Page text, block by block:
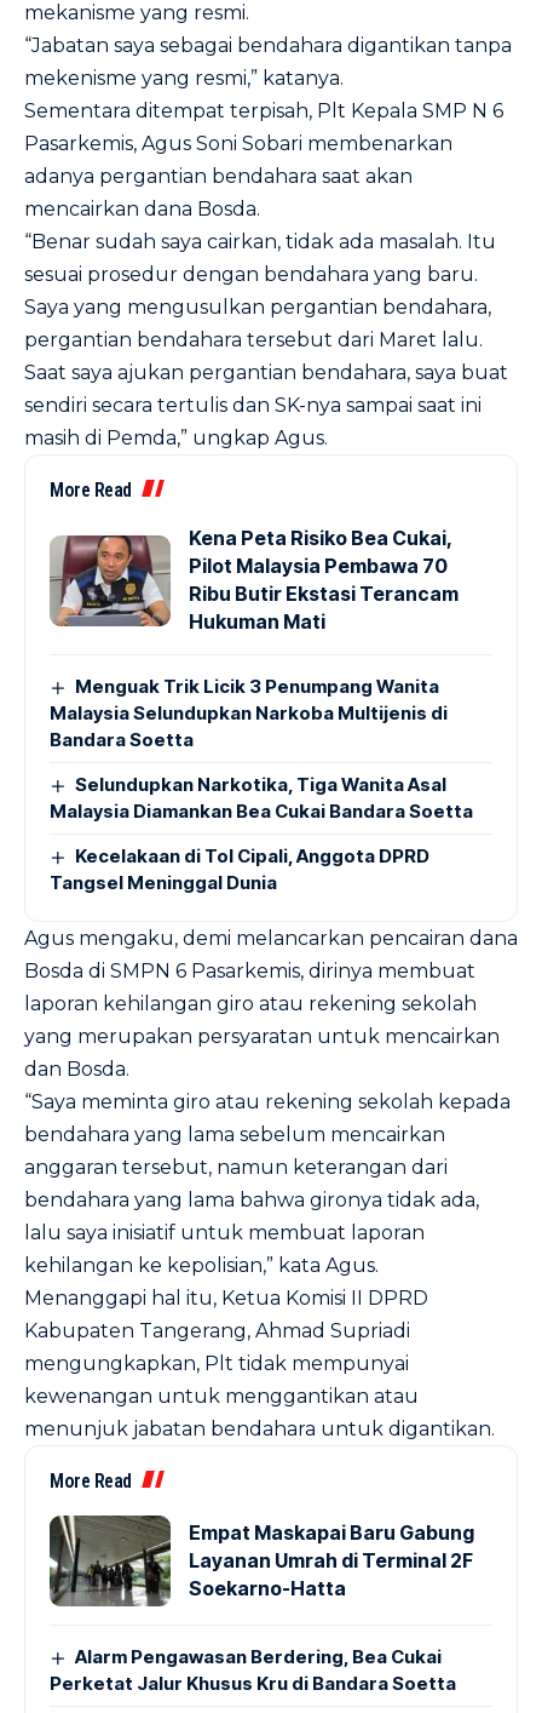
mekanisme yang resmi.
“Jabatan saya sebagai bendahara digantikan tanpa
mekenisme yang resmi,” katanya.
Sementara ditempat terpisah, Plt Kepala SMP N 6
Pasarkemis, Agus Soni Sobari membenarkan
adanya pergantian bendahara saat akan
mencairkan dana Bosda.
“Benar sudah saya cairkan, tidak ada masalah. Itu
sesuai prosedur dengan bendahara yang baru.
Saya yang mengusulkan pergantian bendahara,
pergantian bendahara tersebut dari Maret lalu.
Saat saya ajukan pergantian bendahara, saya buat
sendiri secara tertulis dan SK-nya sampai saat ini
masih di Pemda,” ungkap Agus.
More Read
Kena Peta Risiko Bea Cukai,
Pilot Malaysia Pembawa 70
Ribu Butir Ekstasi Terancam
Hukuman Mati
Menguak Trik Licik 3 Penumpang Wanita
Malaysia Selundupkan Narkoba Multijenis di
Bandara Soetta
Selundupkan Narkotika, Tiga Wanita Asal
Malaysia Diamankan Bea Cukai Bandara Soetta
Kecelakaan di Tol Cipali, Anggota DPRD
Tangsel Meninggal Dunia
Agus mengaku, demi melancarkan pencairan dana
Bosda di SMPN 6 Pasarkemis, dirinya membuat
laporan kehilangan giro atau rekening sekolah
yang merupakan persyaratan untuk mencairkan
dan Bosda.
“Saya meminta giro atau rekening sekolah kepada
bendahara yang lama sebelum mencairkan
anggaran tersebut, namun keterangan dari
bendahara yang lama bahwa gironya tidak ada,
lalu saya inisiatif untuk membuat laporan
kehilangan ke kepolisian,” kata Agus.
Menanggapi hal itu, Ketua Komisi II DPRD
Kabupaten Tangerang, Ahmad Supriadi
mengungkapkan, Plt tidak mempunyai
kewenangan untuk menggantikan atau
menunjuk jabatan bendahara untuk digantikan.
More Read
Empat Maskapai Baru Gabung
Layanan Umrah di Terminal 2F
Soekarno-Hatta
Alarm Pengawasan Berdering, Bea Cukai
Perketat Jalur Khusus Kru di Bandara Soetta